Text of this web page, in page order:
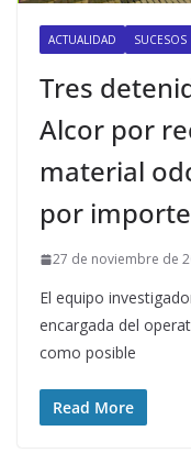
ACTUALIDAD SUCESOS
Tres
Alcor por
material
por
27 de noviembre de
El equipo
encargada del
como posible
Read More